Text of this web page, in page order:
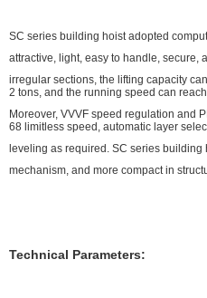
SC series building hoist adopted
attractive, light, easy to handle,
irregular sections, the lifting capacity
2 tons, and the running speed can
Moreover, VVVF speed regulation and
68 limitless speed, automatic layer
leveling as required. SC series
mechanism, and more compact in
Technical Parameters: